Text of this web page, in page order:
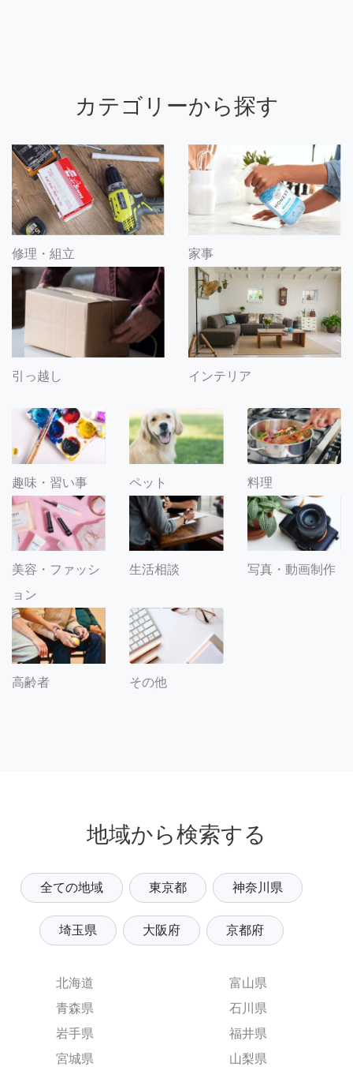
カテゴリーから探す
修理・組立 家事
引っ越し インテリア
趣味・習い事 ペット 料理
美容・ファッシ
ョン
生活相談 写真・動画制作
高齢者 その他
地域から検索する
全ての地域 東京都 神奈川県
埼玉県 大阪府 京都府
北海道
青森県
岩手県
宮城県
富山県
石川県
福井県
山梨県